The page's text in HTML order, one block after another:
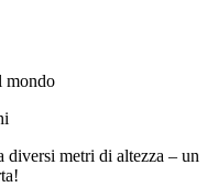
mondo
metri di altezza – un